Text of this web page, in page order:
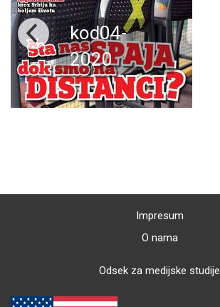
kod04-
2020
Impresum
O nama
Odsek za medijske studije